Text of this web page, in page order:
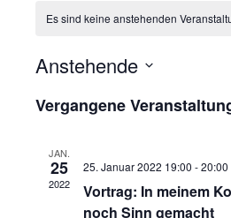
Es sind keine anstehenden
Anstehende
wählen.
Vergangene
JAN.
25
2022
25. Januar 2022 19:00 -20:00
Vortrag: In meinem
noch Sinn gemacht